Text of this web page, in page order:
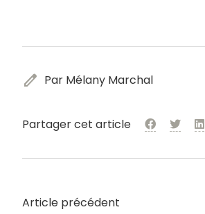
edit Par Mélany Marchal
Partager cet article
Article précédent